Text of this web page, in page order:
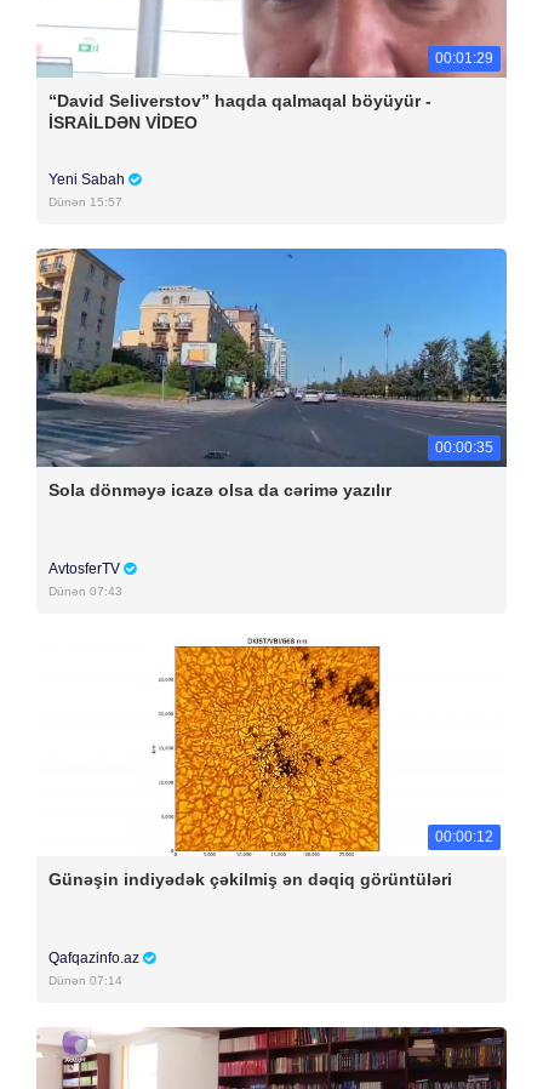
00:01:29
“David Seliverstov” haqda qalmaqal böyüyür -
İSRAİLDƏN VİDEO
Yeni Sabah
Dünən 15:57
00:00:35
Sola dönməyə icazə olsa da cərimə yazılır
AvtosferTV
Dünən 07:43
00:00:12
Günəşin indiyədək çəkilmiş ən dəqiq görüntüləri
Qafqazinfo.az
Dünən 07:14